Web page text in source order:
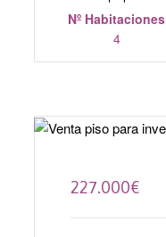
Nº Habitaciones
4
227.000€